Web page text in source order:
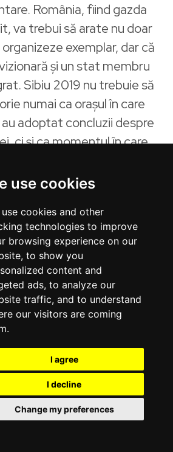
use cookies
use cookies and other
technologies to improve
browsing experience on our
to show you
content and
ads, to analyze our
traffic, and to understand
our visitors are coming
I agree
I decline
Change my preferences
România, fiind gazda
va trebui să arate nu doar
exemplar, dar că
și un stat membru
Sibiu 2019 nu trebuie să
numai ca orașul în care
adoptat concluzii despre
ci și ca momentul în care
contribuția ideologică la
Există deja
ieri, în așteptarea
Summitului:
bugetului UE 2012-2027
de alegerile
zero a Președinției
Cadrului Financiar
2027 este necesară
europene alocate prin
să fie absorbite la
Comisia a înaintat deja o